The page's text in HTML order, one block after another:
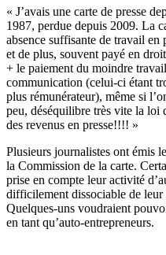
« J’avais une carte de presse
1987, perdue depuis 2009. La
absence suffisante de travail en
et de plus, souvent payé en
+ le paiement du moindre
communication (celui-ci étant
plus rémunérateur), même si
peu, déséquilibre très vite la loi
des revenus en presse!!!! »
Plusieurs journalistes ont émis
la Commission de la carte.
prise en compte leur activité
difficilement dissociable de
Quelques-uns voudraient
en tant qu’auto-entrepreneurs.